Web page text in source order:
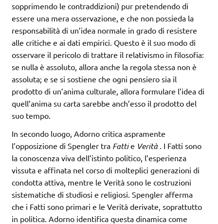
sopprimendo le contraddizioni) pur pretendendo di
essere una mera osservazione, e che non possieda la
responsabilità di un’idea normale in grado di resistere
alle critiche e ai dati empirici. Questo è il suo modo di
osservare il pericolo di trattare il relativismo in filosofia:
se nulla è assoluto, allora anche la regola stessa non è
assoluta; e se si sostiene che ogni pensiero sia il
prodotto di un’anima culturale, allora formulare l’idea di
quell’anima su carta sarebbe anch’esso il prodotto del
suo tempo.
In secondo luogo, Adorno critica aspramente
l’opposizione di Spengler tra Fattie Verità. I ​​Fatti sono
la conoscenza viva dell’istinto politico, l’esperienza
vissuta e affinata nel corso di molteplici generazioni di
condotta attiva, mentre le Verità sono le costruzioni
sistematiche di studiosi e religiosi. Spengler afferma
che i Fatti sono primari e le Verità derivate, soprattutto
in politica. Adorno identifica questa dinamica come